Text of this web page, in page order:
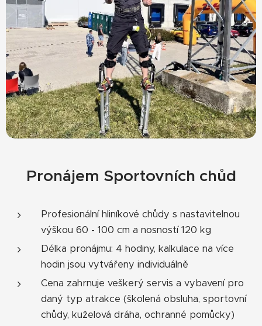
Pronájem Sportovních chůd
Profesionální hliníkové chůdy s nastavitelnou
výškou 60 - 100 cm a nosností 120 kg
Délka pronájmu: 4 hodiny, kalkulace na více
hodin jsou vytvářeny individuálně
Cena zahrnuje veškerý servis a vybavení pro
daný typ atrakce (školená obsluha, sportovní
chůdy, kuželová dráha, ochranné pomůcky)